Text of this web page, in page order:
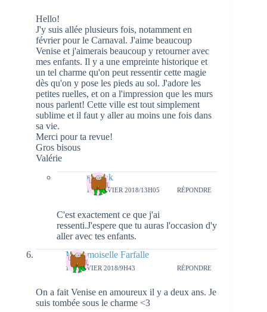
Hello!
J'y suis allée plusieurs fois, notamment en
février pour le Carnaval. J'aime beaucoup
Venise et j'aimerais beaucoup y retourner avec
mes enfants. Il y a une empreinte historique et
un tel charme qu'on peut ressentir cette magie
dès qu'on y pose les pieds au sol. J'adore les
petites ruelles, et on a l'impression que les murs
nous parlent! Cette ville est tout simplement
sublime et il faut y aller au moins une fois dans
sa vie.
Merci pour ta revue!
Gros bisous
Valérie
natieak
17 JANVIER 2018/13H05 RÉPONDRE
C'est exactement ce que j'ai
ressenti.J'espere que tu auras l'occasion d'y
aller avec tes enfants.
Mademoiselle Farfalle
15 JANVIER 2018/9H43 RÉPONDRE
On a fait Venise en amoureux il y a deux ans. Je
suis tombée sous le charme <3